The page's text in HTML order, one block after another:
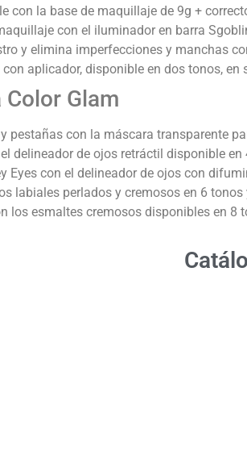
con la base de maquillaje de 9g +
con el iluminador en barra
y elimina imperfecciones y manchas
aplicador, disponible en dos tonos, en
Glam
pestañas con la máscara transparente
delineador de ojos retráctil disponible en
Eyes con el delineador de ojos con
labiales perlados y cremosos en 6 tonos
los esmaltes cremosos disponibles en 8